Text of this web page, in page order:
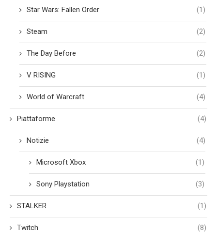
Star Wars: Fallen Order (1)
Steam (2)
The Day Before (2)
V RISING (1)
World of Warcraft (4)
Piattaforme (4)
Notizie (4)
Microsoft Xbox (1)
Sony Playstation (3)
STALKER (1)
Twitch (8)